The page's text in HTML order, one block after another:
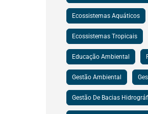
Ecossistemas Aquáticos
Ecossistemas Tropicais
Educação Ambiental
Gestão Ambiental
Gestão De Bacias